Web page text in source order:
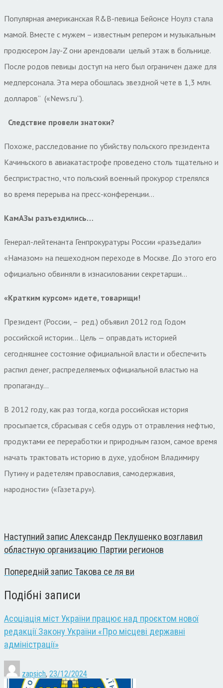
Популярная американская R&B-певица Бейонсе Ноулз стала
мамой. Вместе с мужем – известным репером и музыкальным
продюсером Jay-Z они арендовали целый этаж в больнице.
После родов певицы доступ на него был ограничен даже для
медперсонала. Эта мера обошлась звездной чете в 1,3 млн.
долларов” («News.ru”).
Следствие провели знатоки?
Похоже, расследование по убийству польского президента
Качиньского в авиакатастрофе проведено столь тщательно и
беспристрастно, что польский военный прокурор стрелялся
во время перерыва на пресс-конференции…
КамАЗы разъездились…
Генерал-лейтенанта Генпрокуратуры России «разъедали»
«Намазом» на пешеходном переходе в Москве. До этого его
официально обвиняли в изнасиловании секретарши…
«Кратким курсом» идете, товарищи!
Президент (России, – ред.) объявил 2012 год Годом
российской истории… Цель — оправдать историей
сегодняшнее состояние официальной власти и обеспечить
распил денег, распределяемых официальной властью на
пропаганду…
В 2012 году, как раз тогда, когда российская история
просыпается, сбрасывая с себя одурь от отравления нефтью,
продуктами ее переработки и природным газом, самое время
начать трактовать историю в духе, удобном Владимиру
Путину и радетелям православия, самодержавия,
народности» («Газета.ру»).
Наступний запис Александр Пеклушенко возглавил
областную организацию Партии регионов
Попередній запис Такова се ля ви
Подібні записи
Асоціація міст України працює над проєктом нової
редакції Закону України «Про місцеві державні
адміністрації»
zapsich, 23/12/2024